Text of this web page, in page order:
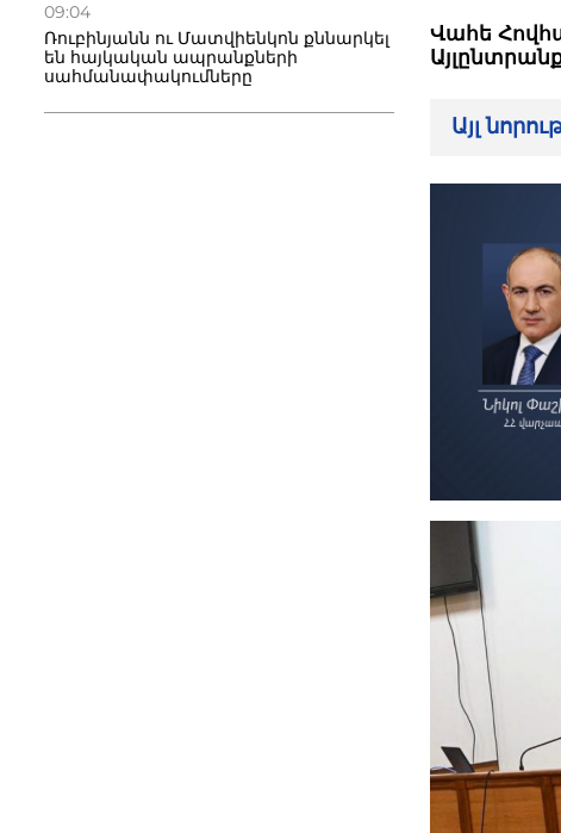
09:04
Ռուբինյանն ու Մատվիենկոն քննարկել
են հայկական ապրանքների
սահմանափակումները
Վահե
Այլ